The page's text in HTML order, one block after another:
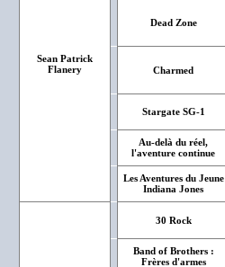
Sean Patrick
Flanery
Dead Zone
Charmed
Stargate SG-1
Au-delà du réel,
l'aventure continue
Les Aventures du Jeune
Indiana Jones
30 Rock
Band of Brothers :
Frères d'armes